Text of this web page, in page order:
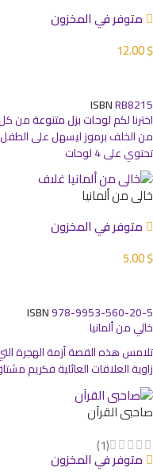
متوفر في المخزون
12.00$
ISBNRB8215
اخترنا لكملوحات بزل متنوعةمن كل
من الخلف برموز ليسهل على
تحتوي على 4 لوحات
خالي من ألمانيا
متوفر في المخزون
5.00$
ISBN978-9953-560-20-5
خالي من ألمانيا
تلامس هذه القصة أزمة الهجرة
زاوية العلاقات العائلية فكريم
صاحبي القرآن
(1)
متوفر في المخزون